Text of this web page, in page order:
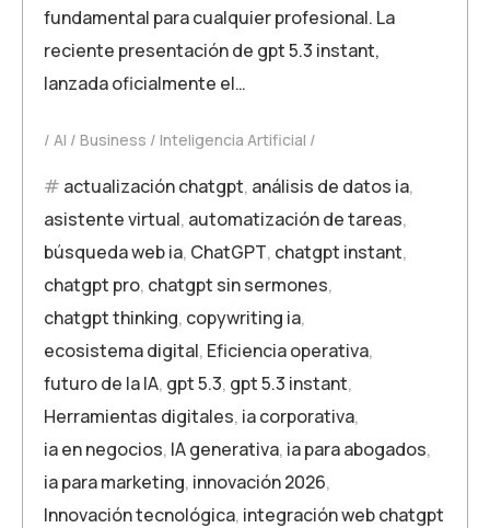
fundamental para cualquier profesional. La
reciente presentación de gpt 5.3 instant,
lanzada oficialmente el…
AI Business Inteligencia Artificial
actualización chatgpt, análisis de datos ia,
asistente virtual, automatización de tareas,
búsqueda web ia, ChatGPT, chatgpt instant,
chatgpt pro, chatgpt sin sermones,
chatgpt thinking, copywriting ia,
ecosistema digital, Eficiencia operativa,
futuro de la IA, gpt 5.3, gpt 5.3 instant,
Herramientas digitales, ia corporativa,
ia en negocios, IA generativa, ia para abogados,
ia para marketing, innovación 2026,
Innovación tecnológica, integración web chatgpt